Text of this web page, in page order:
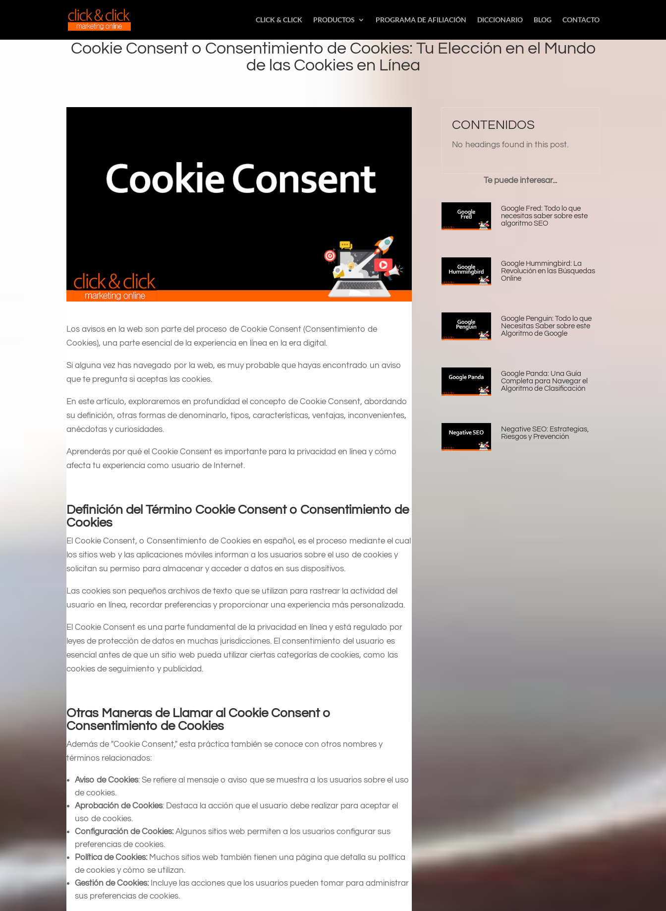
CLICK & CLICK PRODUCTOS PROGRAMA DE AFILIACIÓN DICCIONARIO BLOG CONTACTO
Cookie Consent o Consentimiento de Cookies: Tu Elección en el Mundo
de las Cookies en Línea
​Los avisos en la web son parte del proceso de Cookie Consent (Consentimiento de
Cookies), una parte esencial de la experiencia en línea en la era digital.
Si alguna vez has navegado por la web, es muy probable que hayas encontrado un aviso
que te pregunta si aceptas las cookies.
En este artículo, exploraremos en profundidad el concepto de Cookie Consent, abordando
su definición, otras formas de denominarlo, tipos, características, ventajas, inconvenientes,
anécdotas y curiosidades.
Aprenderás por qué el Cookie Consent es importante para la privacidad en línea y cómo
afecta tu experiencia como usuario de Internet.
Definición del Término Cookie Consent o Consentimiento de
Cookies
El Cookie Consent, o Consentimiento de Cookies en español, es el proceso mediante el cual
los sitios web y las aplicaciones móviles informan a los usuarios sobre el uso de cookies y
solicitan su permiso para almacenar y acceder a datos en sus dispositivos.
Las cookies son pequeños archivos de texto que se utilizan para rastrear la actividad del
usuario en línea, recordar preferencias y proporcionar una experiencia más personalizada.
El Cookie Consent es una parte fundamental de la privacidad en línea y está regulado por
leyes de protección de datos en muchas jurisdicciones. El consentimiento del usuario es
esencial antes de que un sitio web pueda utilizar ciertas categorías de cookies, como las
cookies de seguimiento y publicidad.
Otras Maneras de Llamar al Cookie Consent o
Consentimiento de Cookies
Además de "Cookie Consent," esta práctica también se conoce con otros nombres y
términos relacionados:
Aviso de Cookies: Se refiere al mensaje o aviso que se muestra a los usuarios sobre el uso
de cookies.
Aprobación de Cookies: Destaca la acción que el usuario debe realizar para aceptar el
uso de cookies.
Configuración de Cookies:Algunos sitios web permiten a los usuarios configurar sus
preferencias de cookies.
Política de Cookies:Muchos sitios web también tienen una página que detalla su política
de cookies y cómo se utilizan.
Gestión de Cookies:Incluye las acciones que los usuarios pueden tomar para administrar
sus preferencias de cookies.
CONTENIDOS
No headings found in this post.
Te puede interesar...
Google Fred: Todo lo que
necesitas saber sobre este
algoritmo SEO
Google Hummingbird: La
Revolución en las Búsquedas
Online
Google Penguin: Todo lo que
Necesitas Saber sobre este
Algoritmo de Google
Google Panda: Una Guía
Completa para Navegar el
Algoritmo de Clasificación
Negative SEO: Estrategias,
Riesgos y Prevención